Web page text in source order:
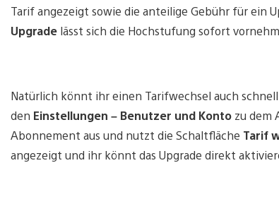
Tarif angezeigt sowie die anteilige Gebühr für ein
Upgrade lässt sich die Hochstufung sofort
Natürlich könnt ihr einen Tarifwechsel auch
den Einstellungen – Benutzer und Konto zu dem
Abonnement aus und nutzt die Schaltfläche Tarif
angezeigt und ihr könnt das Upgrade direkt